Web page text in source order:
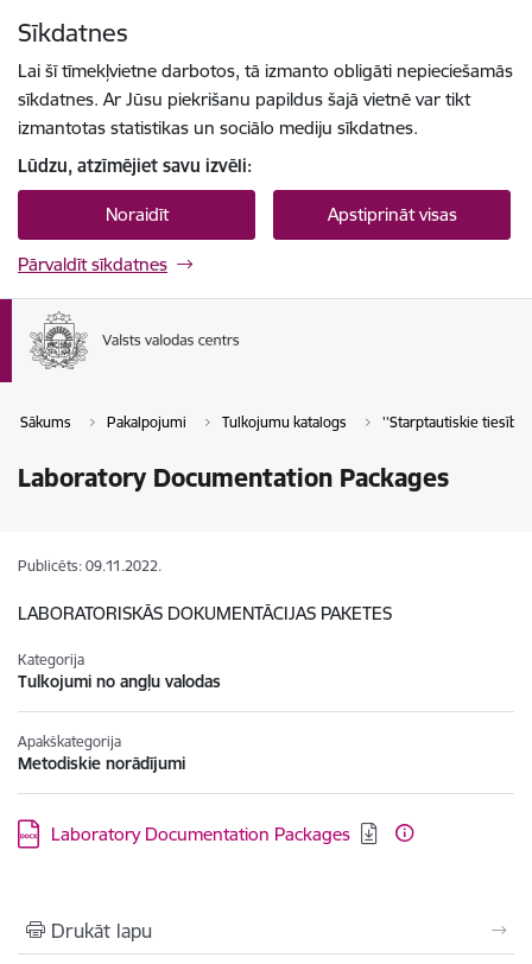
Sīkdatnes
Lai šī tīmekļvietne darbotos, tā izmanto obligāti nepieciešamās
sīkdatnes. Ar Jūsu piekrišanu papildus šajā vietnē var tikt
izmantotas statistikas un sociālo mediju sīkdatnes.
Lūdzu, atzīmējiet savu izvēli:
Noraidīt Apstiprināt visas
Pārvaldīt sīkdatnes
Sākums Pakalpojumi Tulkojumu katalogs ''Starptautiskie tiesību
Laboratory Documentation Packages
Publicēts: 09.11.2022.
LABORATORISKĀS DOKUMENTĀCIJAS PAKETES
Kategorija
Tulkojumi no angļu valodas
Apakškategorija
Metodiskie norādījumi
Lejupielādēt:
Laboratory Documentation Packages
Drukāt lapu